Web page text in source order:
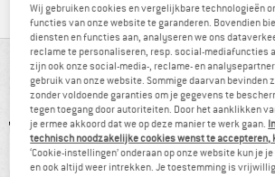
IN EEN OOGOPSLAG
Wij gebruiken cookies en vergelijkbare technologieën
functies van onze website te garanderen. Bovendien
diensten en functies aan, analyseren we ons
reclame te personaliseren, resp. social-mediafuncties
zijn ook onze social-media-, reclame- en
gebruik van onze website. Sommige daarvan bevinden
zonder voldoende garanties om je gegevens te
tegen toegang door autoriteiten. Door het aanklikken
je ermee akkoord dat we op deze manier te werk gaan.
technisch noodzakelijke cookies wenst te accepteren,
‘Cookie-instellingen’ onderaan op onze website kun je
en ook altijd weer intrekken. Je toestemming is